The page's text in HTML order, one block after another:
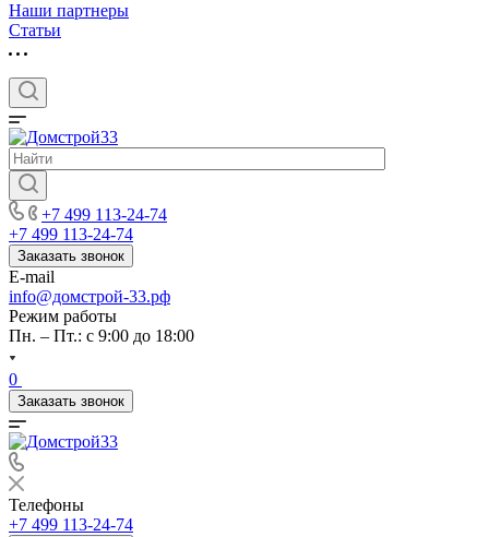
Наши партнеры
Статьи
+7 499 113-24-74
+7 499 113-24-74
Заказать звонок
E-mail
info@домстрой-33.рф
Режим работы
Пн. – Пт.: с 9:00 до 18:00
0
Заказать звонок
Телефоны
+7 499 113-24-74